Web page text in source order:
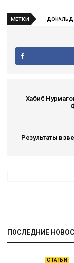
МЕТКИ ДОНАЛЬД
Хабиб
Результаты
ПОСЛЕДНИЕ
СТАТЬИ